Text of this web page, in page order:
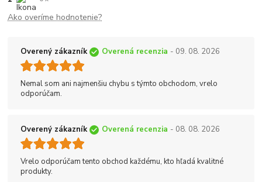
Ako overíme hodnotenie?
Overený zákazník Overená recenzia - 09. 08. 2026
Nemal som ani najmenšiu chybu s týmto obchodom, vrelo
odporúčam.
Overený zákazník Overená recenzia - 08. 08. 2026
Vrelo odporúčam tento obchod každému, kto hľadá kvalitné
produkty.